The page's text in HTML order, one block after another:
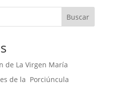
Buscar
de La Virgen María
de la Porciúncula